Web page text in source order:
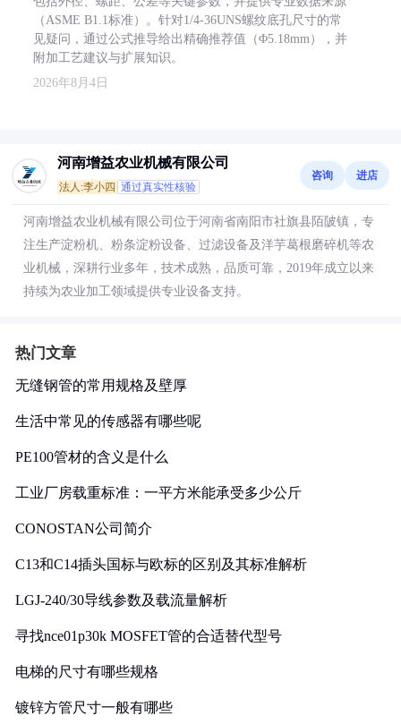
（ASME B1.1标准）。针对1/4-36UNS螺纹底孔尺寸的常
见疑问，通过公式推导给出精确推荐值（Φ5.18mm），并
附加工艺建议与扩展知识。
2026年8月4日
河南增益农业机械有限公司
法人:李小四 通过真实性核验
咨询 进店
河南增益农业机械有限公司位于河南省南阳市社旗县陌陂镇，专
注生产淀粉机、粉条淀粉设备、过滤设备及洋芋葛根磨碎机等农
业机械，深耕行业多年，技术成熟，品质可靠，2019年成立以来
持续为农业加工领域提供专业设备支持。
热门文章
无缝钢管的常用规格及壁厚
生活中常见的传感器有哪些呢
PE100管材的含义是什么
工业厂房载重标准：一平方米能承受多少公斤
CONOSTAN公司简介
C13和C14插头国标与欧标的区别及其标准解析
LGJ-240/30导线参数及载流量解析
寻找nce01p30k MOSFET管的合适替代型号
电梯的尺寸有哪些规格
镀锌方管尺寸一般有哪些